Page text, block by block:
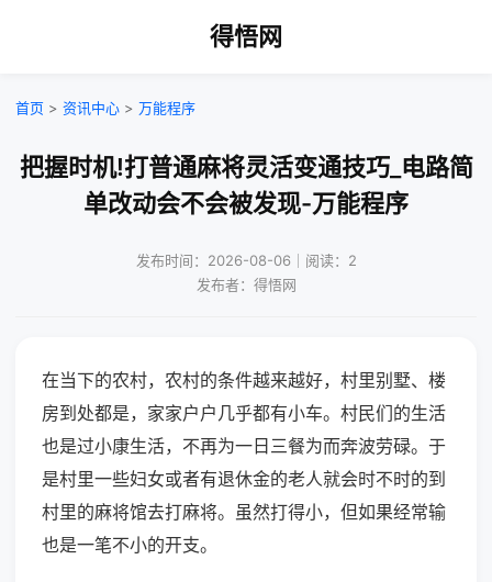
得悟网
首页 > 资讯中心 > 万能程序
把握时机!打普通麻将灵活变通技巧_电路简
单改动会不会被发现-万能程序
发布时间：2026-08-06｜阅读：2
发布者：得悟网
在当下的农村，农村的条件越来越好，村里别墅、楼
房到处都是，家家户户几乎都有小车。村民们的生活
也是过小康生活，不再为一日三餐为而奔波劳碌。于
是村里一些妇女或者有退休金的老人就会时不时的到
村里的麻将馆去打麻将。虽然打得小，但如果经常输
也是一笔不小的开支。